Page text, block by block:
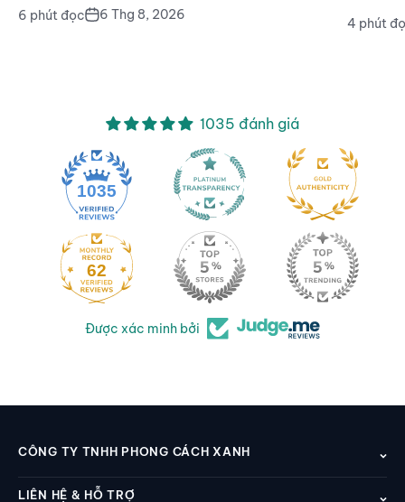
6 phút đọc 6 Thg 8, 2026
4 phút
1035 đánh giá
1035
62
Được xác minh bởi
CÔNG TY TNHH PHONG CÁCH XANH
LIÊN HỆ & HỖ TRỢ